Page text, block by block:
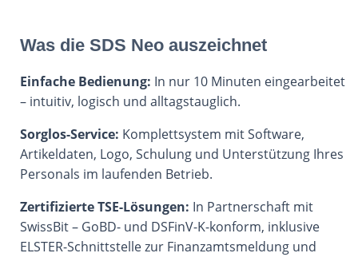
Was die SDS Neo auszeichnet
Einfache Bedienung: In nur 10 Minuten eingearbeitet
– intuitiv, logisch und alltagstauglich.
Sorglos-Service: Komplettsystem mit Software,
Artikeldaten, Logo, Schulung und Unterstützung Ihres
Personals im laufenden Betrieb.
Zertifizierte TSE-Lösungen: In Partnerschaft mit
SwissBit – GoBD- und DSFinV-K-konform, inklusive
ELSTER-Schnittstelle zur Finanzamtsmeldung und